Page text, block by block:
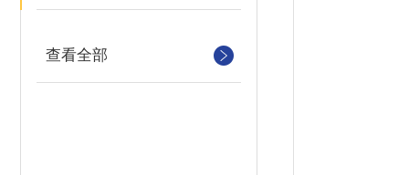
查看全部